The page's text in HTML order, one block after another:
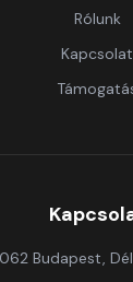
Rólunk
Kapcsolat
Budapest,